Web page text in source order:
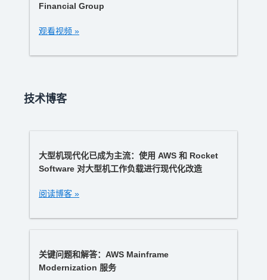
Financial Group
观看视频 »
技术博客
大型机现代化已成为主流：使用 AWS 和 Rocket
Software 对大型机工作负载进行现代化改造
阅读博客 »
关键问题和解答：AWS Mainframe
Modernization 服务